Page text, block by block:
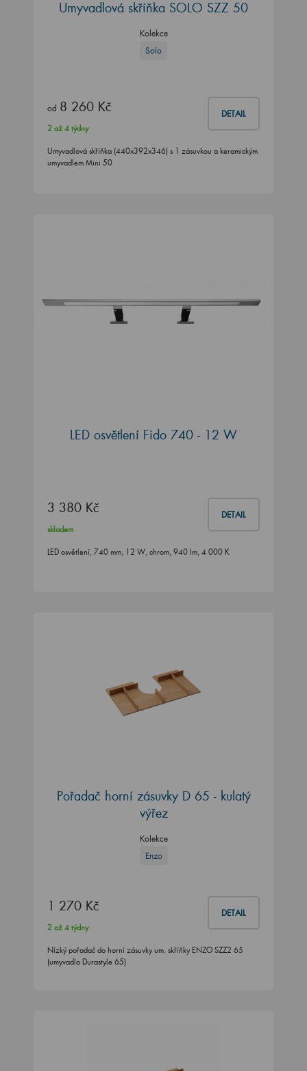
Umyvadlová skříňka SOLO SZZ 50
Kolekce
Solo
od 8 260 Kč DETAIL
2 až 4 týdny
Umyvadlová skříňka (440x392x346) s 1 zásuvkou a keramickým
umyvadlem Mini 50
LED osvětlení Fido 740 - 12 W
3 380 Kč DETAIL
skladem
LED osvětlení, 740 mm, 12 W, chrom, 940 lm, 4 000 K
Pořadač horní zásuvky D 65 - kulatý
výřez
Kolekce
Enzo
1 270 Kč DETAIL
2 až 4 týdny
Nízký pořadač do horní zásuvky um. skříňky ENZO SZZ2 65
(umyvadlo Durastyle 65)